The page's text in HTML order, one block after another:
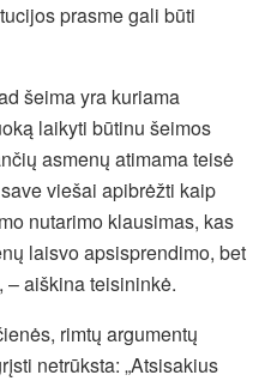
prasme gali būti
šeima yra kuriama
laikyti būtinu šeimos
asmenų atimama teisė
viešai apibrėžti kaip
nutarimo klausimas, kas
laisvo apsisprendimo, bet
– aiškina teisininkė.
rimtų argumentų
netrūksta: „Atsisakius